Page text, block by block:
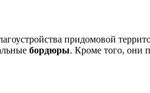
придомовой
бордюры. Кроме того, они